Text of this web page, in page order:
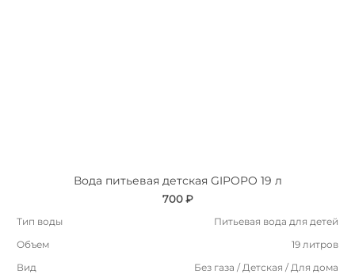
Вода питьевая детская GIPOPO 19 л
700 ₽
Тип воды
Питьевая вода для детей
Объем
19 литров
Вид
Без газа / Детская / Для дома